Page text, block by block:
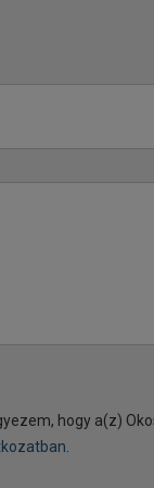
hogy a(z)